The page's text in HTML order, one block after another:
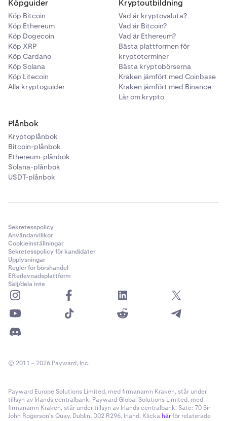
Köpguider
Köp Bitcoin
Köp Ethereum
Köp Dogecoin
Köp XRP
Köp Cardano
Köp Solana
Köp Litecoin
Alla kryptoguider
Kryptoutbildning
Vad är kryptovaluta?
Vad är Bitcoin?
Vad är Ethereum?
Bästa plattformen för
kryptoterminer
Bästa kryptobörserna
Kraken jämfört med Coinbase
Kraken jämfört med Binance
Lär om krypto
Plånbok
Kryptoplånbok
Bitcoin-plånbok
Ethereum-plånbok
Solana-plånbok
USDT-plånbok
Sekretesspolicy
Användarvillkor
Cookieinställningar
Sekretesspolicy för kandidater
Upplysningar
Regler för börshandel
Efterlevnadsplattform
Sälj/dela inte
© 2011 – 2026 Payward, Inc.
Payward Europe Solutions Limited, med firmanamn Kraken, står under
tillsyn av Irlands centralbank. Payward Global Solutions Limited, med
firmanamn Kraken, står under tillsyn av Irlands centralbank. Säte: 70 Sir
John Rogerson’s Quay, Dublin, D02 R296, Irland. Klicka härför relaterade